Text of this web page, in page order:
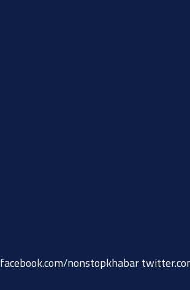
facebook.com/nonstopkhabar